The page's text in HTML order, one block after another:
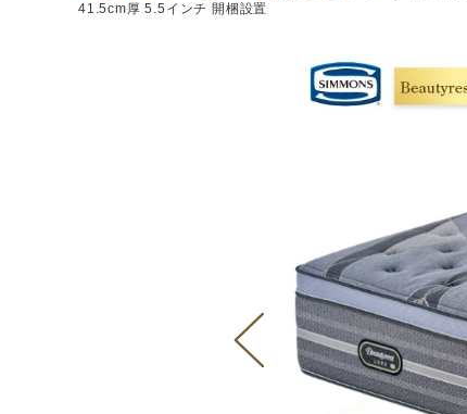
41.5cm厚 5.5インチ 開梱設置